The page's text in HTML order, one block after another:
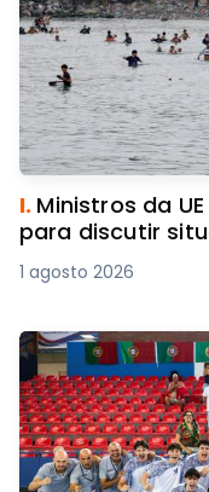
I. Ministros da
para discutir
1 agosto 2026